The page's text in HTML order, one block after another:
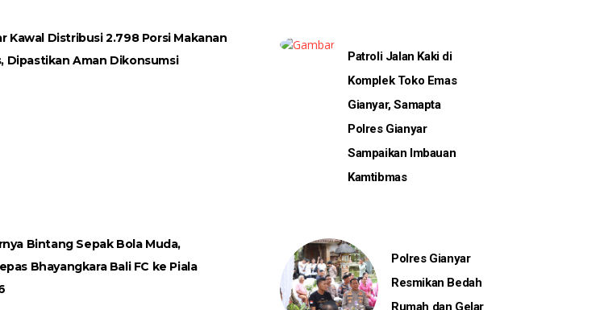
Kawal Distribusi 2.798 Porsi Makanan
Dipastikan Aman Dikonsumsi
Bintang Sepak Bola Muda,
Bhayangkara Bali FC ke Piala
Patroli Jalan Kaki di
Komplek Toko Emas
Gianyar, Samapta
Polres Gianyar
Sampaikan Imbauan
Kamtibmas
Polres Gianyar
Resmikan Bedah
Rumah dan Gelar